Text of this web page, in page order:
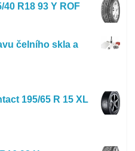
R18 93 Y ROF
čelního skla a
195/65 R 15 XL